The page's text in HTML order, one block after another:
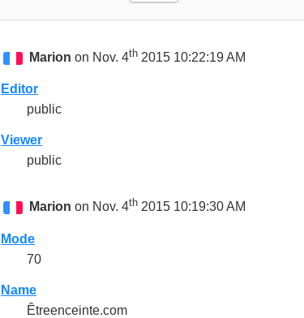
Marion on Nov. 4th2015 10:22:19 AM
Editor
public
Viewer
public
Marion on Nov. 4th2015 10:19:30 AM
Mode
70
Name
Êtreenceinte.com